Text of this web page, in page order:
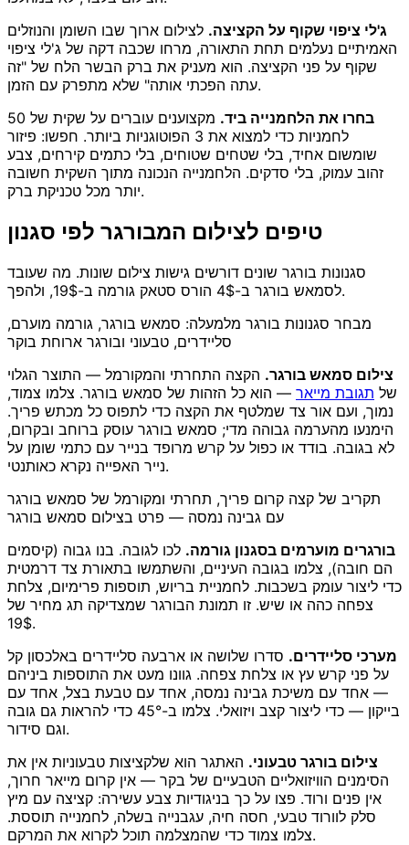
ג'לי ציפוי שקוף על הקציצה. לצילום ארוך שבו השומן והנוזלים
האמיתיים נעלמים תחת התאורה, מרחו שכבה דקה של ג'לי ציפוי
שקוף על פני הקציצה. הוא מעניק את ברק הבשר הלח של "זה
עתה הפכתי אותה" שלא מתפרק עם הזמן.
בחרו את הלחמנייה ביד.
מקצוענים עוברים על שקית של 50
לחמניות כדי למצוא את 3 הפוטוגניות ביותר. חפשו: פיזור
שומשום אחיד, בלי שטחים שטוחים, בלי כתמים קירחים, צבע
זהוב עמוק, בלי סדקים. הלחמנייה הנכונה מתוך השקית חשובה
יותר מכל טכניקת ברק.
טיפים לצילום המבורגר לפי סגנון
סגנונות בורגר שונים דורשים גישות צילום שונות. מה שעובד
לסמאש בורגר ב-4$ הורס סטאק גורמה ב-19$, ולהפך.
מבחר סגנונות בורגר מלמעלה: סמאש בורגר, גורמה מוערם,
סליידרים, טבעוני ובורגר ארוחת בוקר
צילום סמאש בורגר. הקצה התחרתי והמקורמל — התוצר הגלוי
של תגובת מייאר — הוא כל הזהות של סמאש בורגר. צלמו צמוד,
נמוך, ועם אור צד שמלטף את הקצה כדי לתפוס כל מכתש פריך.
הימנעו מהערמה גבוהה מדי; סמאש בורגר עוסק ברוחב ובקרום,
לא בגובה. בודד או כפול על קרש מרופד בנייר עם כתמי שומן על
נייר האפייה נקרא כאותנטי.
תקריב של קצה קרום פריך, תחרתי ומקורמל של סמאש בורגר
עם גבינה נמסה — פרט בצילום סמאש בורגר
בורגרים מוערמים בסגנון גורמה. לכו לגובה. בנו גבוה (קיסמים
הם חובה), צלמו בגובה העיניים, והשתמשו בתאורת צד דרמטית
כדי ליצור עומק בשכבות. לחמניית בריוש, תוספות פרימיום, צלחת
צפחה כהה או שיש. זו תמונת הבורגר שמצדיקה תג מחיר של
19$.
מערכי סליידרים. סדרו שלושה או ארבעה סליידרים באלכסון קל
על פני קרש עץ או צלחת צפחה. גוונו מעט את התוספות ביניהם
— אחד עם משיכת גבינה נמסה, אחד עם טבעת בצל, אחד עם
בייקון — כדי ליצור קצב ויזואלי. צלמו ב-45° כדי להראות גם גובה
וגם סידור.
צילום בורגר טבעוני. האתגר הוא שלקציצות טבעוניות אין את
הסימנים הוויזואליים הטבעיים של בקר — אין קרום מייאר חרוך,
אין פנים ורוד. פצו על כך בניגודיות צבע עשירה: קציצה עם מיץ
סלק לוורוד טבעי, חסה חיה, עגבנייה בשלה, לחמנייה תוססת.
צלמו צמוד כדי שהמצלמה תוכל לקרוא את המרקם.